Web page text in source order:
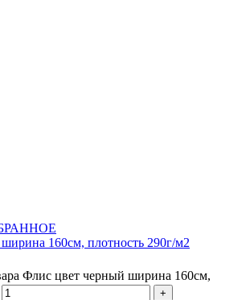
160см, плотность 290г/м2
Флис цвет черный ширина 160см,